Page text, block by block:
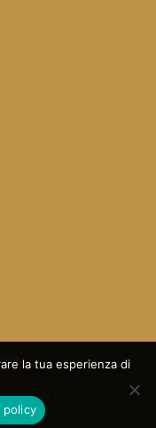
Digital Box SRL
la tua esperienza di
policy